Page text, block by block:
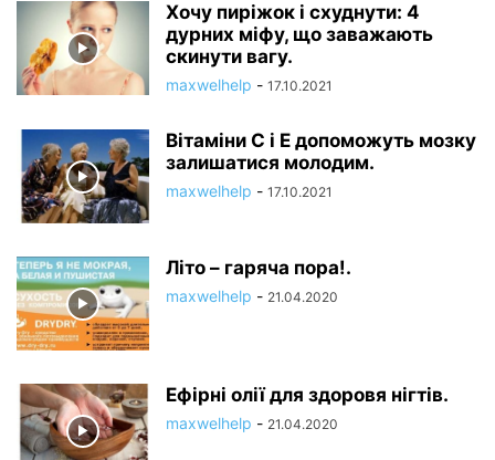
Хочу пиріжок і схуднути: 4
дурних міфу, що заважають
скинути вагу.
maxwelhelp - 17.10.2021
Вітаміни С і Е допоможуть мозку
залишатися молодим.
maxwelhelp - 17.10.2021
Літо – гаряча пора!.
maxwelhelp - 21.04.2020
Ефірні олії для здоровя нігтів.
maxwelhelp - 21.04.2020